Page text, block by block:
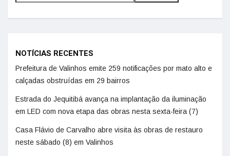
NOTÍCIAS RECENTES
Prefeitura de Valinhos emite 259 notificações por mato alto e
calçadas obstruídas em 29 bairros
Estrada do Jequitibá avança na implantação da iluminação
em LED com nova etapa das obras nesta sexta-feira (7)
Casa Flávio de Carvalho abre visita às obras de restauro
neste sábado (8) em Valinhos